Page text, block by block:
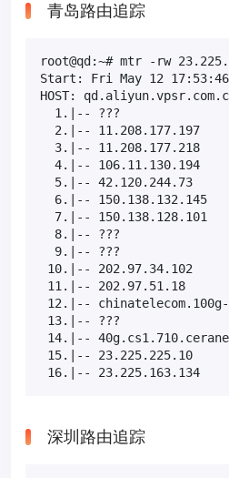
青岛路由追踪
root@qd:~# mtr -rw
Start: Fri May 12 17:53:46
HOST:
1.|-- ???
2.|-- 11.208.177.197
3.|-- 11.208.177.218
4.|-- 106.11.130.194
5.|-- 42.120.244.73
6.|-- 150.138.132.145
7.|-- 150.138.128.101
8.|-- ???
9.|-- ???
10.|-- 202.97.34.102
11.|-- 202.97.51.18
12.|--
13.|-- ???
14.|--
15.|-- 23.225.225.10
16.|--
深圳路由追踪